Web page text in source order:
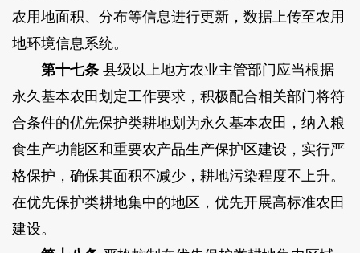
农用地面积、分布等信息进行更新，数据上传至农用
地环境信息系统。
第十七条县级以上地方农业主管部门应当根据
永久基本农田划定工作要求，积极配合相关部门将符
合条件的优先保护类耕地划为永久基本农田，纳入粮
食生产功能区和重要农产品生产保护区建设，实行严
格保护，确保其面积不减少，耕地污染程度不上升。
在优先保护类耕地集中的地区，优先开展高标准农田
建设。